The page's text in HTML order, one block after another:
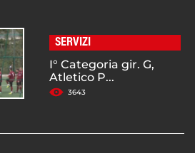
SERVIZI
I° Categoria gir. G,
Atletico P...
3643